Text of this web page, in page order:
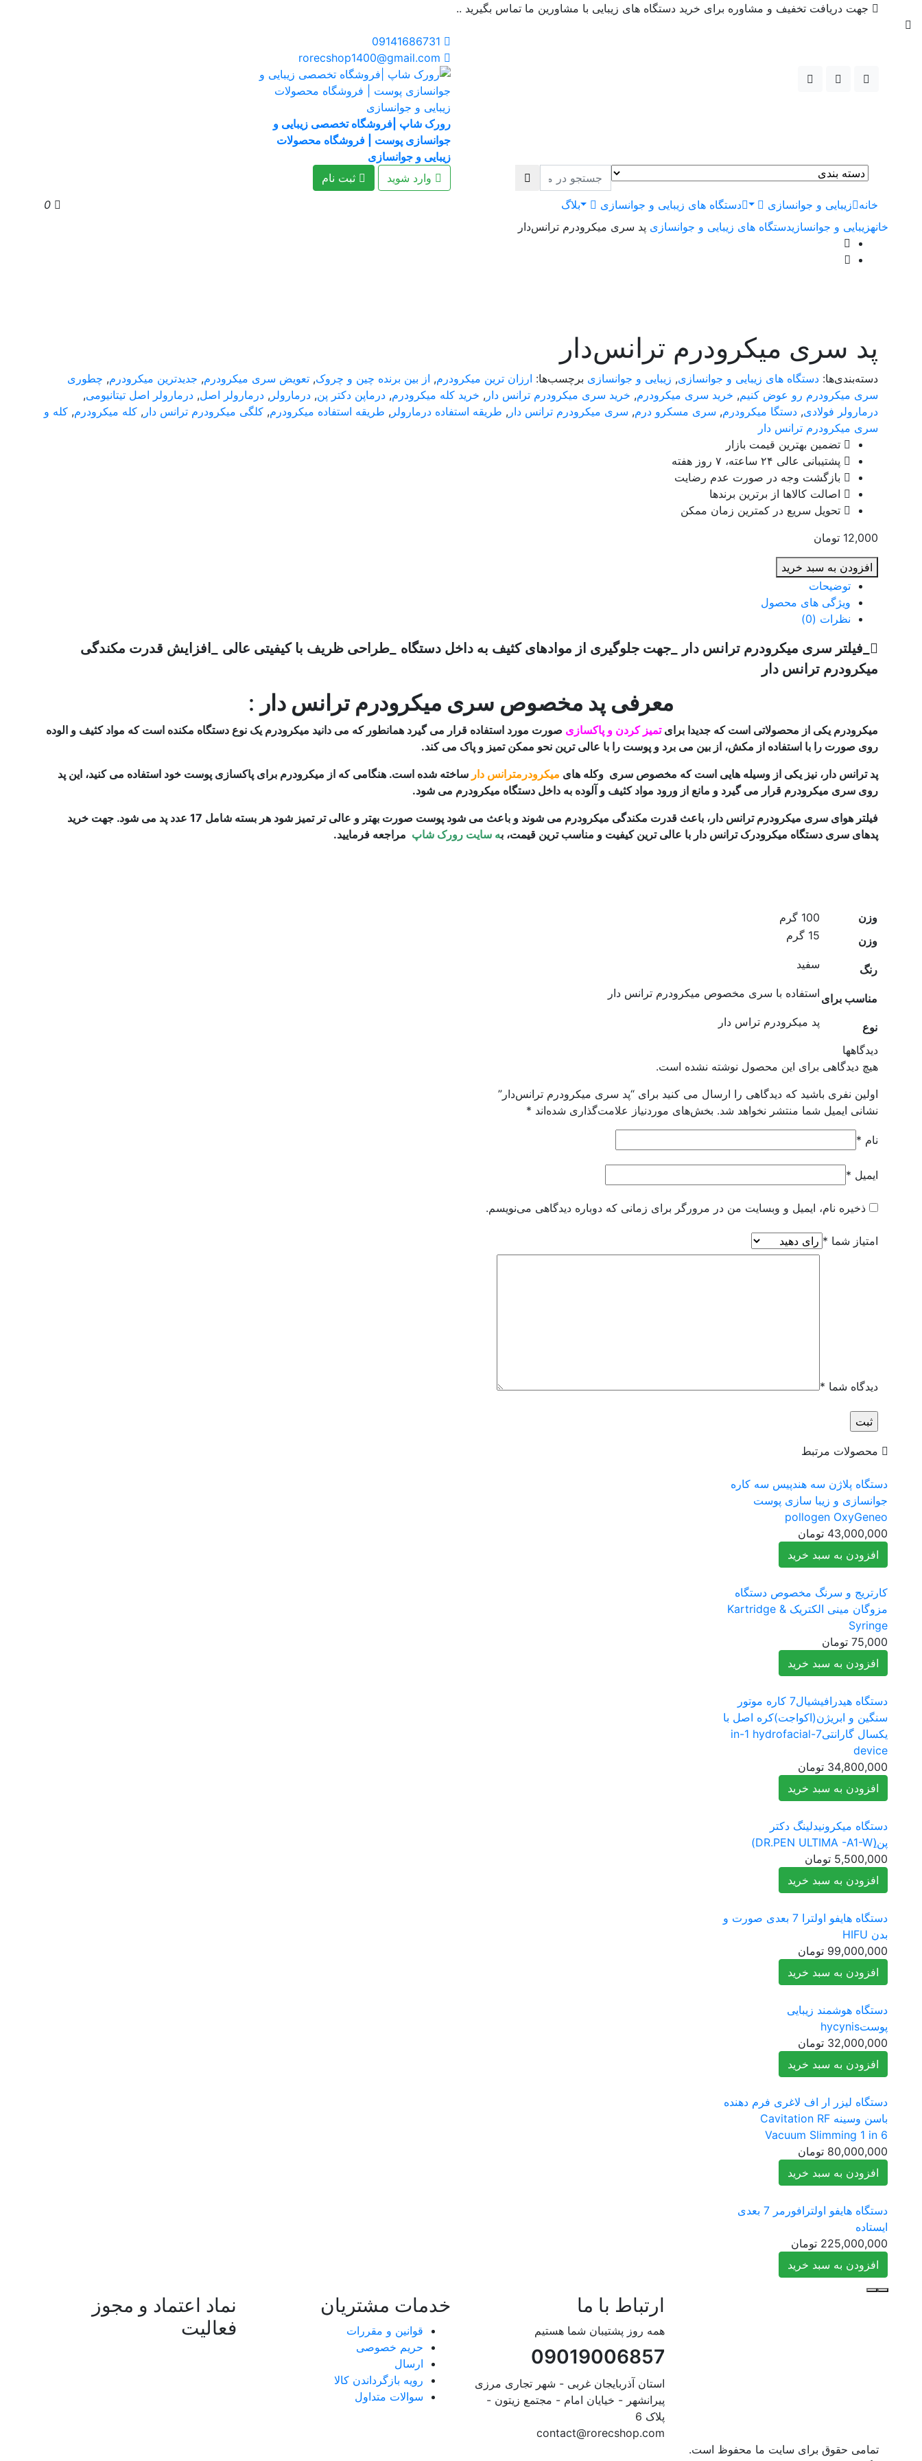
جهت دریافت تخفیف و مشاوره برای خرید دستگاه های زیبایی با مشاورین ما تماس بگیرید ..
رورک شاپ |فروشگاه تخصصی زیبایی و
جوانسازی پوست | فروشگاه محصولات
زیبایی و جوانسازی
وارد شوید
ثبت نام
خانه زیبایی و جوانسازی دستگاه های زیبایی و جوانسازی بلاگ
0
خانهزیبایی و جوانسازیدستگاه های زیبایی و جوانسازی پد سری میکرودرم ترانس‌دار
پد سری میکرودرم ترانس‌دار
دسته‌بندی‌ها: دستگاه های زیبایی و جوانسازی, زیبایی و جوانسازی برچسب‌ها: ارزان ترین میکرودرم, از بین برنده چین و چروک, تعویض سری میکرودرم, جدیدترین میکرودرم, چطوری
سری میکرودرم رو عوض کنیم, خرید سری میکرودرم, خرید سری میکرودرم ترانس دار , خرید کله میکرودرم, درماپن دکتر پن, درمارولر , درمارولر اصل, درمارولر اصل تیتانیومی,
درمارولر فولادی, دستگا میکرودرم, سری مسکرو درم, سری میکرودرم ترانس دار , طریقه استفاده درمارولر , طریقه استفاده میکرودرم, کلگی میکرودرم ترانس دار , کله میکرودرم, کله و
سری میکرودرم ترانس دار
تضمین بهترین قیمت بازار
پشتیبانی عالی ۲۴ ساعته، ۷ روز هفته
بازگشت وجه در صورت عدم رضایت
اصالت کالاها از برترین برندها
تحویل سریع در کمترین زمان ممکن
12,000 تومان
افزودن به سبد خرید
توضیحات
ویژگی های محصول
نظرات (0)
_فیلتر سری میکرودرم ترانس دار _جهت جلوگیری از موادهای کثیف به داخل دستگاه _طراحی ظریف با کیفیتی عالی
_افزایش قدرت مکندگی
میکرودرم ترانس دار
معرفی پد مخصوص سری میکرودرم ترانس دار :
میکرودرم یکی از محصولاتی است که جدیدا برای تمیز کردن و پاکسازی صورت مورد استفاده قرار می گیرد همانطور که می دانید میکرودرم یک نوع دستگاه مکنده است که مواد کثیف و الوده
روی صورت را با استفاده از مکش، از بین می برد و پوست را با عالی ترین نحو ممکن تمیز و پاک می کند.
پد ترانس دار، نیز یکی از وسیله هایی است که مخصوص سری وکله های میکرودرمترانس دار ساخته شده است. هنگامی که از میکرودرم برای پاکسازی پوست خود استفاده می کنید، این پد
روی سری میکرودرم قرار می گیرد و مانع از ورود مواد کثیف و آلوده به داخل دستگاه میکرودرم می شود.
فیلتر هوای سری میکرودرم ترانس دار، باعث قدرت مکندگی میکرودرم می شوند و باعث می شود پوست صورت بهتر و عالی تر تمیز شود هر بسته شامل 17 عدد پد می شود. جهت خرید
پدهای سری دستگاه میکرودرک ترانس دار با عالی ترین کیفیت و مناسب ترین قیمت، به سایت رورک شاپ مراجعه فرمایید.
وزن
100 گرم
وزن
15 گرم
رنگ سفید
مناسب برای استفاده با سری مخصوص میکرودرم ترانس دار
نوع پد میکرودرم تراس دار
دیدگاهها
هیچ دیدگاهی برای این محصول نوشته نشده است.
اولین نفری باشید که دیدگاهی را ارسال می کنید برای “پد سری میکرودرم ترانس‌دار”
نشانی ایمیل شما منتشر نخواهد شد. بخش‌های موردنیاز علامت‌گذاری شده‌اند *
نام *
ایمیل *
ذخیره نام، ایمیل و وبسایت من در مرورگر برای زمانی که دوباره دیدگاهی می‌نویسم.
امتیاز شما *
دیدگاه شما *
محصولات مرتبط
دستگاه پلاژن سه هندپیس سه کاره
جوانسازی و زیبا سازی پوست
pollogen OxyGeneo
43,000,000 تومان
افزودن به سبد خرید
کارتریج و سرنگ مخصوص دستگاه
مزوگان مینی الکتریک Kartridge &
Syringe
75,000 تومان
افزودن به سبد خرید
دستگاه هیدرافیشیال7 کاره موتور
سنگین و ابریژن(اکواجت)کره اصل با
یکسال گارانتی7-in-1 hydrofacial
device
34,800,000 تومان
افزودن به سبد خرید
دستگاه میکرونیدلینگ دکتر
پن(ِDR.PEN ULTIMA -A1-W)
5,500,000 تومان
افزودن به سبد خرید
دستگاه هایفو اولترا 7 بعدی صورت و
بدن HIFU
99,000,000 تومان
افزودن به سبد خرید
دستگاه هوشمند زیبایی
پوستhycynis
32,000,000 تومان
افزودن به سبد خرید
دستگاه لیزر ار اف لاغری فرم دهنده
باسن وسینه Cavitation RF
Vacuum Slimming 1 in 6
80,000,000 تومان
افزودن به سبد خرید
دستگاه هایفو اولترافورمر 7 بعدی
ایستاده
225,000,000 تومان
افزودن به سبد خرید
ارتباط با ما
همه روز پشتیبان شما هستیم
09019006857
استان آذربایجان غربی - شهر تجاری مرزی
پیرانشهر - خیایان امام - مجتمع زیتون -
پلاک 6
contact@rorecshop.com
خدمات مشتریان
قوانین و مقررات
حریم خصوصی
ارسال
رویه بازگرداندن کالا
سوالات متداول
نماد اعتماد و مجوز
فعالیت
تمامی حقوق برای سایت ما محفوظ است.